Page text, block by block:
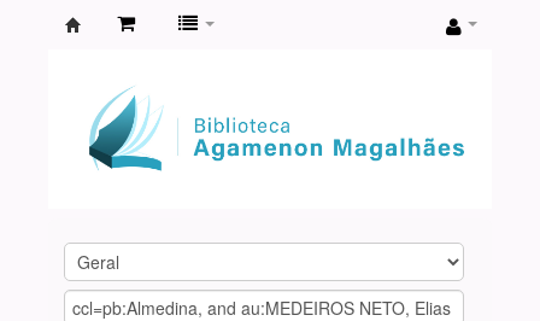
Agamenon
Magalhães